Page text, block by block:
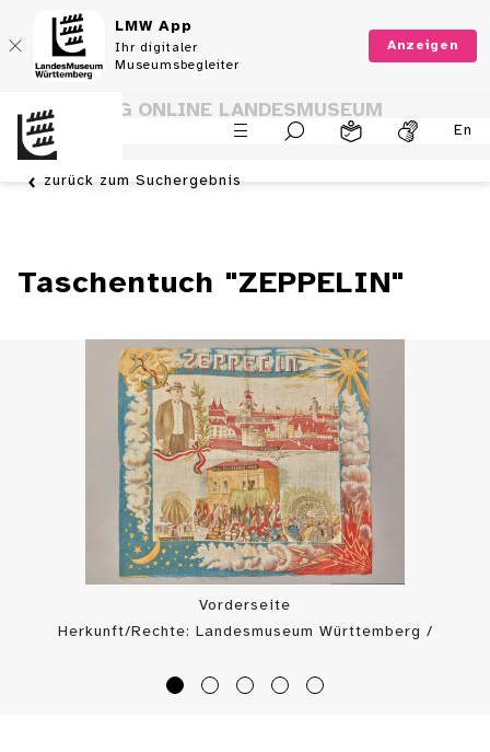
LMW App
Ihr digitaler
Museumsbegleiter
Anzeigen
En
SAMMLUNG ONLINE LANDESMUSEUM
WÜRTTEMBERG
zurück zum Suchergebnis
Taschentuch "ZEPPELIN"
Vorderseite
Herkunft/Rechte: Landesmuseum Württemberg /
CC BY-SA)